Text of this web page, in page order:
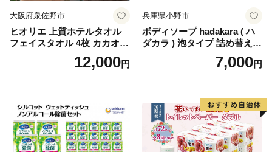
大阪府泉佐野市
ヒオリエ 上質ホテルタオル
フェイスタオル 4枚 カカオ
【タオル 泉州タオル 吸水 普
段使い 無地 シンプル 日用品
12,000円
兵庫県小野市
ボディソープ hadakara ( ハ
ダカラ ) 泡タイプ 詰め替え 4
40ml×4袋 ボディーソープ 泡
ボディソープ 泡 日用品 消耗
泡石鹸 石鹸 兵庫 兵庫県 小野
7,000円